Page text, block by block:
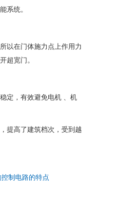
系统。
以在门体施力点上作用力
超宽门。
定，有效避免电机 、机
提高了建筑档次，受到越
制电路的特点